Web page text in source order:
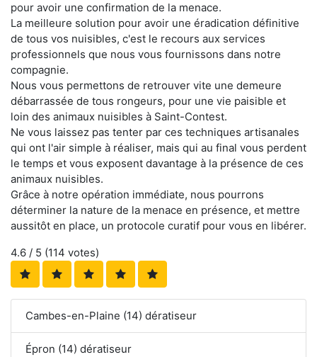
pour avoir une confirmation de la menace.
La meilleure solution pour avoir une éradication définitive
de tous vos nuisibles, c'est le recours aux services
professionnels que nous vous fournissons dans notre
compagnie.
Nous vous permettons de retrouver vite une demeure
débarrassée de tous rongeurs, pour une vie paisible et
loin des animaux nuisibles à Saint-Contest.
Ne vous laissez pas tenter par ces techniques artisanales
qui ont l'air simple à réaliser, mais qui au final vous perdent
le temps et vous exposent davantage à la présence de ces
animaux nuisibles.
Grâce à notre opération immédiate, nous pourrons
déterminer la nature de la menace en présence, et mettre
aussitôt en place, un protocole curatif pour vous en libérer.
4.6 / 5 (114 votes)
Cambes-en-Plaine (14) dératiseur
Épron (14) dératiseur